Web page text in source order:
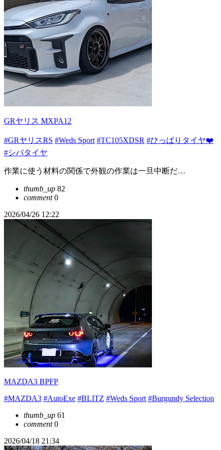
GRヤリス MXPA12
#GRヤリスRS #Weds Sport #TC105XDSR #ひっぱりタイヤ❤️
#シバタイヤ
作業に使う材料の関係で外観の作業は一旦中断だ…
thumb_up 82
comment0
2026/04/26 12:22
MAZDA3 BPFP
#MAZDA3 #AutoExe #BLITZ #Weds Sport #Burgundy Selection
thumb_up 61
comment0
2026/04/18 21:34